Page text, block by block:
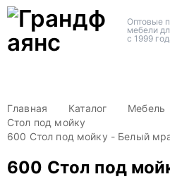
Оптовые
мебели
с 1999
Главная Каталог Мебель
Стол под мойку
600 Стол под мойку - Белый
600 Стол под